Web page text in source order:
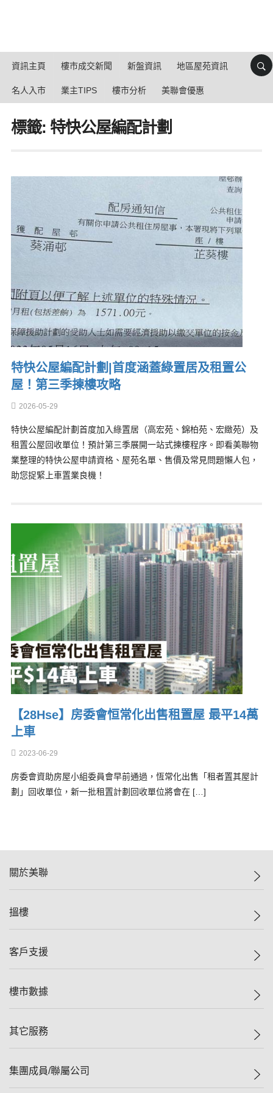
資訊主頁 樓市成交新聞 新盤資訊 地區屋苑資訊
名人入市 業主TIPS 樓市分析 美聯會優惠
標籤: 特快公屋編配計劃
特快公屋編配計劃|首度涵蓋綠置居及租置公
屋！第三季揀樓攻略
2026-05-29
特快公屋編配計劃首度加入綠置居（高宏苑、錦柏苑、宏緻苑）及
租置公屋回收單位！預計第三季展開一站式揀樓程序。即看美聯物
業整理的特快公屋申請資格、屋苑名單、售價及常見問題懶人包，
助您捉緊上車置業良機！
【28Hse】房委會恒常化出售租置屋 最平14萬
上車
2023-06-29
房委會資助房屋小組委員會早前通過，恆常化出售「租者置其屋計
劃」回收單位，新一批租置計劃回收單位將會在 […]
關於美聯
美聯集團
人才招募
搵樓
一手新盤
減價
美聯豪宅
獨家樓盤
租盤
客戶支援
自助放盤
查詢熱線
按揭計算機
負擔能力計算機
樓市數據
樓價指數
歷史成交
其它服務
屋苑專頁
集團成員/聯屬公司